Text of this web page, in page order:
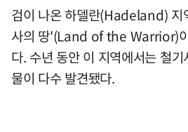
검이 나온 하델란(Hadeland) 지
사의 땅'(Land of the Warrior)
다. 수년 동안 이 지역에서는 철
물이 다수 발견됐다.